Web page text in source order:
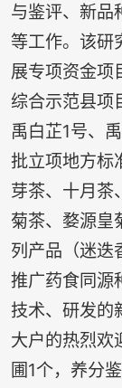
与鉴评、新品
等工作。该研
展专项资金项
综合示范县项
禹白芷1号、
批立项地方标
芽茶、十月茶
菊茶、婺源皇
列产品（迷迭
推广药食同源
技术、研发的
大户的热烈欢
圃1个，养分